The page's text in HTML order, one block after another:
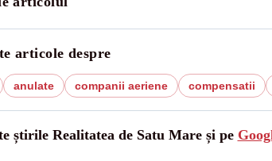
articole despre
anulate companii aeriene compensatii
știrile Realitatea de Satu Mare și pe